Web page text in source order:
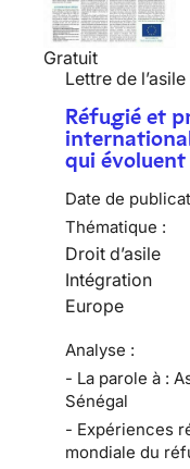
Gratuit
Lettre de
Réfugié et
qui évoluent
Date de
Thématique :
Droit d’asile
Intégration
Europe
Analyse :
- La parole à :
Sénégal
- Expériences
mondiale du